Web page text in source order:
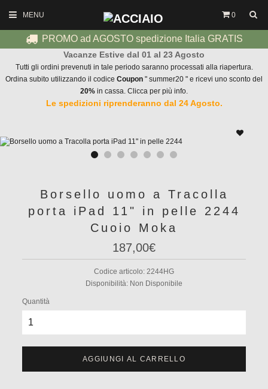
MENU 0
PROMO ad AGOSTO spedizione Italia GRATIS
Vacanze Estive dal 01 al 23 Agosto
Tutti gli ordini prevenuti in tale periodo saranno processati alla riapertura.
Ordina subito utilizzando il codice Coupon " summer20 " e ricevi uno sconto del
20% in cassa. Clicca per più info.
Le spedizioni riprenderanno dal 24 Agosto.
Borsello uomo a Tracolla
porta iPad 11" in pelle 2244
Cuoio Moka
187,00€
Codice articolo: 2244HG
Disponibilità: Non Disponibile
Quantità
AGGIUNGI AL CARRELLO